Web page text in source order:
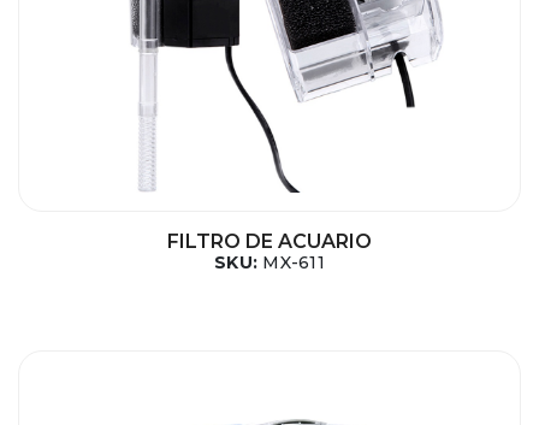
FILTRO DE ACUARIO
SKU: MX-611